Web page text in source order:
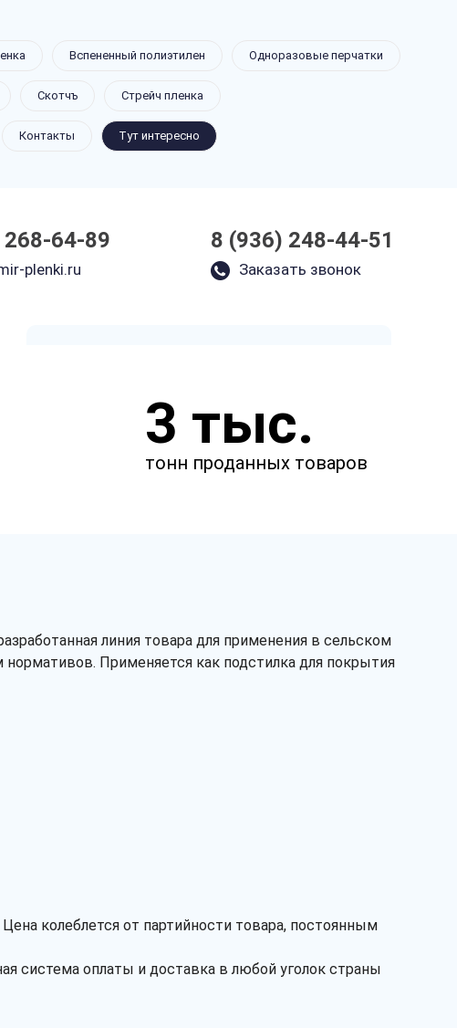
Вспененный полиэтилен Одноразовые перчатки
Скотчъ Стрейч пленка
Контакты Тут интересно
64-89
plenki.ru
8 (936) 248-44-51
Заказать звонок
и через несколько минут наш
менеджер свяжется с вами.
3 тыс.
тонн проданных товаров
линия товара для применения в сельском
Применяется как подстилка для покрытия
колеблется от партийности товара, постоянным
система оплаты и доставка в любой уголок страны